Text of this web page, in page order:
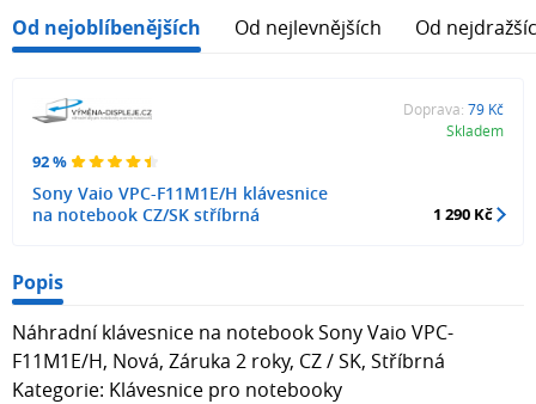
Od nejoblíbenějších Od nejlevnějších Od
92 %
Sony Vaio VPC-F11M1E/H klávesnice
na notebook CZ/SK stříbrná
Doprava: 79 Kč
Skladem
1 290 Kč
Popis
Náhradní klávesnice na notebook Sony Vaio VPC-
F11M1E/H, Nová, Záruka 2 roky, CZ / SK, Stříbrná
Kategorie: Klávesnice pro notebooky